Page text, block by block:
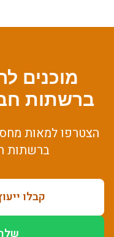
מוכנים
ברשתות
הצטרפו למאות
ברשתות
קבלו ייעוץ